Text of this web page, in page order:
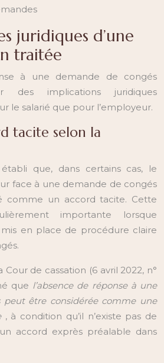
juridiques d’une
traitée
à une demande de congés
des implications juridiques
le salarié que pour l’employeur.
tacite selon la
que, dans certains cas, le
face à une demande de congés
comme un accord tacite. Cette
importante lorsque
mis en place de procédure claire
de cassation (6 avril 2022, n°
que l’absence de réponse à une
peut être considérée comme une
, à condition qu’il n’existe pas de
accord exprès préalable dans